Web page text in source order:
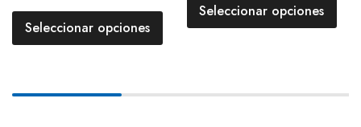
Seleccionar opciones
Seleccionar opciones